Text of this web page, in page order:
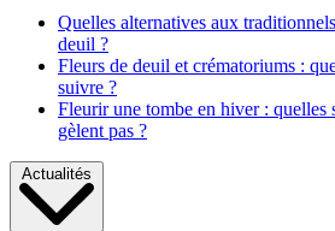
Quelles alternatives aux
deuil ?
Fleurs de deuil et crématoriums :
suivre ?
Fleurir une tombe en hiver : quelles
gèlent pas ?
Actualités